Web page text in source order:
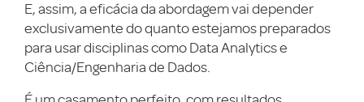
E, assim, a eficácia da abordagem vai depender
exclusivamente do quanto estejamos preparados
para usar disciplinas como Data Analytics e
Ciência/Engenharia de Dados.